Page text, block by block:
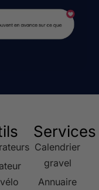
Services
Calendrier
gravel
Annuaire